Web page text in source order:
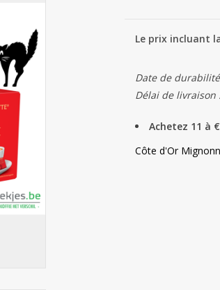
Le prix incluant
Date de
Délai de livraison
Achetez 11 à
Côte d'Or